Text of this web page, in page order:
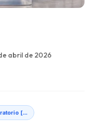
abril de 2026
[...